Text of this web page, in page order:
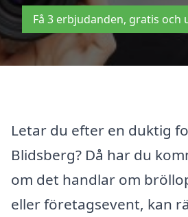
Få 3 erbjudanden, gratis
Letar du efter en duktig
Blidsberg? Då har du
om det handlar om
eller företagsevent, kan